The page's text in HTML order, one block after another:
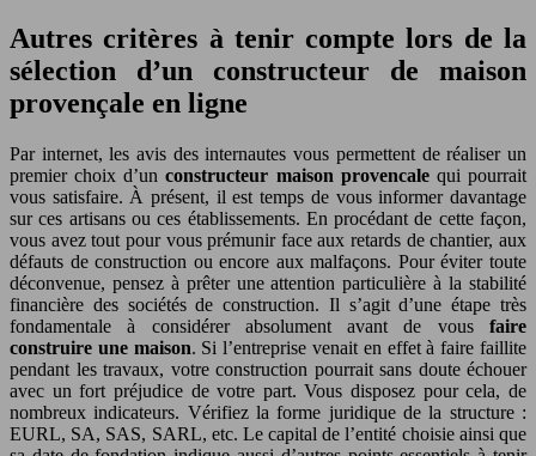
Autres critères à tenir compte lors de la
sélection d’un constructeur de maison
provençale en ligne
Par internet, les avis des internautes vous permettent de réaliser un
premier choix d’unconstructeur maison provencalequi pourrait
vous satisfaire. À présent, il est temps de vous informer davantage
sur ces artisans ou ces établissements. En procédant de cette façon,
vous avez tout pour vous prémunir face aux retards de chantier, aux
défauts de construction ou encore aux malfaçons. Pour éviter toute
déconvenue, pensez à prêter une attention particulière à la stabilité
financière des sociétés de construction. Il s’agit d’une étape très
fondamentale à considérer absolument avant de vous faire
construire une maison. Si l’entreprise venait en effet à faire faillite
pendant les travaux, votre construction pourrait sans doute échouer
avec un fort préjudice de votre part. Vous disposez pour cela, de
nombreux indicateurs. Vérifiez la forme juridique de la structure :
EURL, SA, SAS, SARL, etc. Le capital de l’entité choisie ainsi que